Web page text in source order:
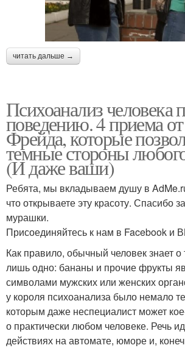
читать дальше →
Психоанализ человека
поведению. 4 приема
Фрейда, которые
темные стороны
(И даже ваши)
Ребята, мы вкладываем душу в
что открываете эту красоту. Спасибо
мурашки.
Присоединяйтесь к нам в Facebook и
Как правило, обычный человек знает
лишь одно: бананы и прочие фрукты
символами мужских или женских
у короля психоанализа было немало
которым даже неспециалист может
о практически любом человеке. Речь
действиях на автомате, юморе и,